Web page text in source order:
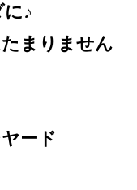
♪
まりません
ード